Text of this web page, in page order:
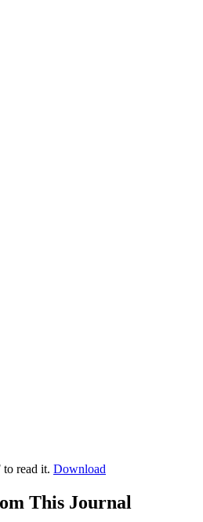
read it. Download
This Journal